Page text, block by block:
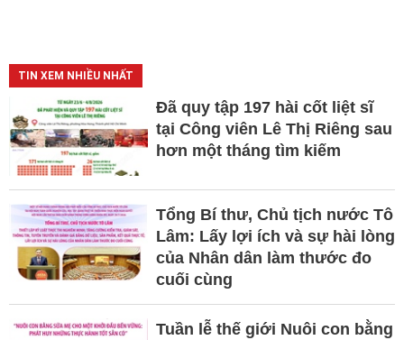
TIN XEM NHIỀU NHẤT
Đã quy tập 197 hài cốt liệt sĩ
tại Công viên Lê Thị Riêng sau
hơn một tháng tìm kiếm
Tổng Bí thư, Chủ tịch nước Tô
Lâm: Lấy lợi ích và sự hài lòng
của Nhân dân làm thước đo
cuối cùng
Tuần lễ thế giới Nuôi con bằng